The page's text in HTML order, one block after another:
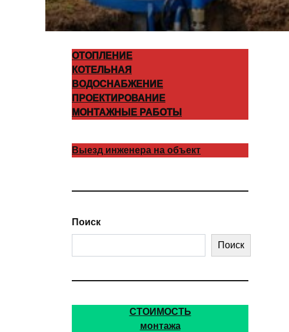
ОТОПЛЕНИЕ
КОТЕЛЬНАЯ
ВОДОСНАБЖЕНИЕ
ПРОЕКТИРОВАНИЕ
МОНТАЖНЫЕ РАБОТЫ
Выезд инженера на объект
Поиск
Поиск
СТОИМОСТЬ
монтажа